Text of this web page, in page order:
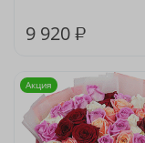
9 920 ₽
Акция